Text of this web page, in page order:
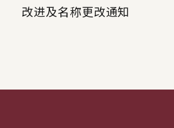
改进及名称更改通知